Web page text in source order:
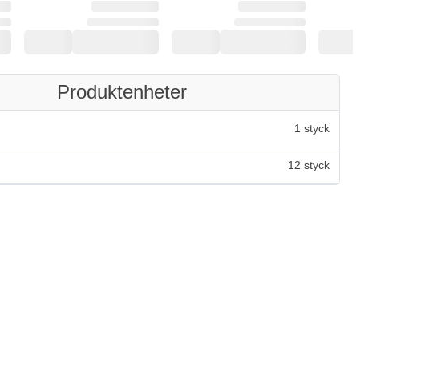
Produktenheter
1 styck
12 styck